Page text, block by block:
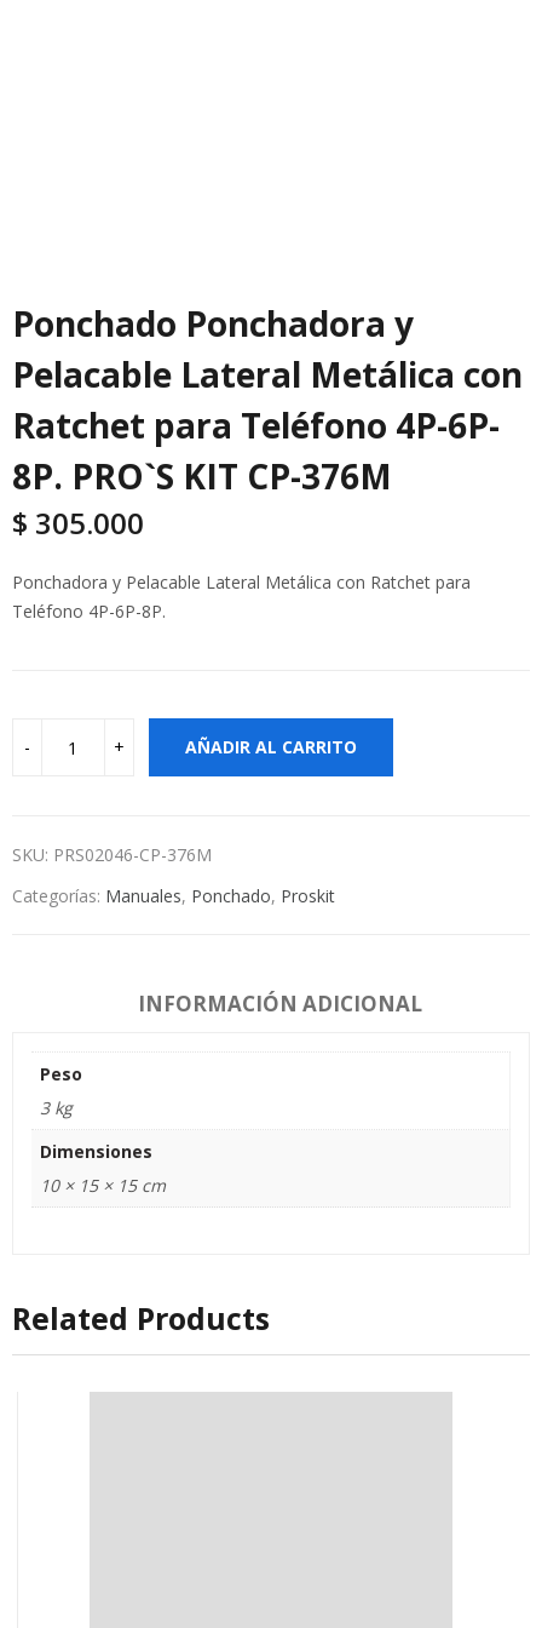
Ponchado Ponchadora y
Pelacable Lateral Metálica con
Ratchet para Teléfono 4P-6P-
8P. PRO`S KIT CP-376M
$ 305.000
Ponchadora y Pelacable Lateral Metálica con Ratchet para
Teléfono 4P-6P-8P.
AÑADIR AL CARRITO
SKU: PRS02046-CP-376M
Categorías: Manuales, Ponchado, Proskit
INFORMACIÓN ADICIONAL
Peso
3 kg
Dimensiones
10 × 15 × 15 cm
Related Products